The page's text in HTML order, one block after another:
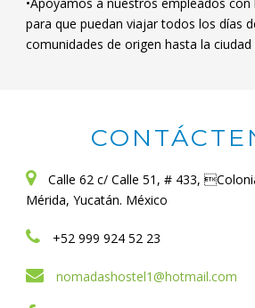
para que puedan viajar todos los días
comunidades de origen hasta la ciudad
Calle 62 c/ Calle 51, # 433,
Mérida, Yucatán. México
+52 999 924 52 23
nomadashostel1@hotmail.com